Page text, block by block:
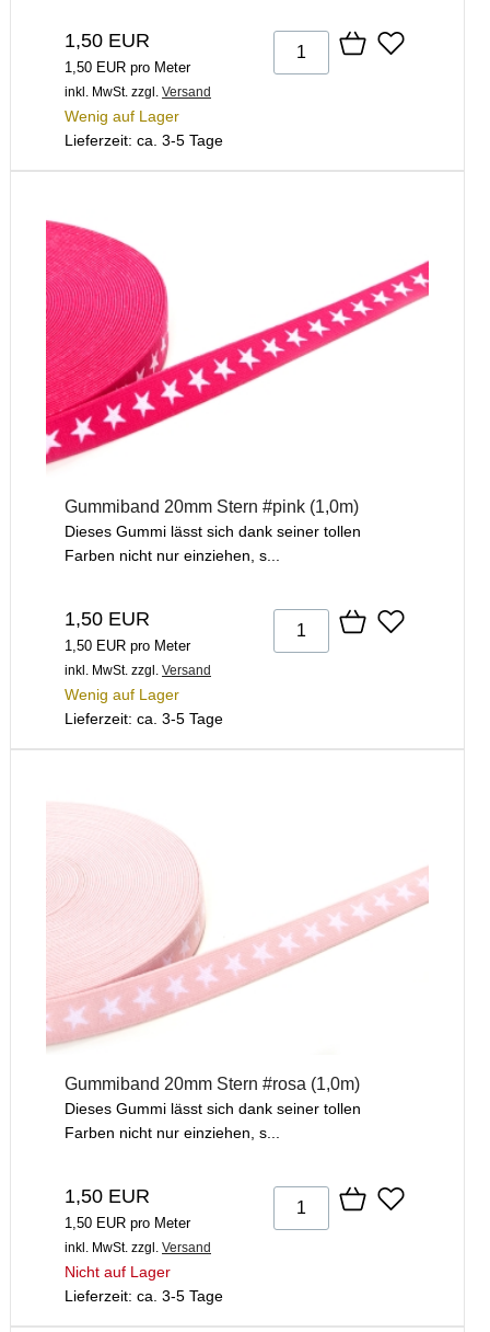
1,50 EUR
1,50 EUR pro Meter
inkl. MwSt. zzgl. Versand
Wenig auf Lager
Lieferzeit: ca. 3-5 Tage
Gummiband 20mm Stern #pink (1,0m)
Dieses Gummi lässt sich dank seiner tollen
Farben nicht nur einziehen, s...
1,50 EUR
1,50 EUR pro Meter
inkl. MwSt. zzgl. Versand
Wenig auf Lager
Lieferzeit: ca. 3-5 Tage
Gummiband 20mm Stern #rosa (1,0m)
Dieses Gummi lässt sich dank seiner tollen
Farben nicht nur einziehen, s...
1,50 EUR
1,50 EUR pro Meter
inkl. MwSt. zzgl. Versand
Nicht auf Lager
Lieferzeit: ca. 3-5 Tage